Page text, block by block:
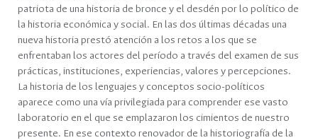
patriota de una historia de bronce y el desdén por lo político de
la historia económica y social. En las dos últimas décadas una
nueva historia prestó atención a los retos a los que se
enfrentaban los actores del período a través del examen de sus
prácticas, instituciones, experiencias, valores y percepciones.
La historia de los lenguajes y conceptos socio-políticos
aparece como una vía privilegiada para comprender ese vasto
laboratorio en el que se emplazaron los cimientos de nuestro
presente. En ese contexto renovador de la historiografía de la